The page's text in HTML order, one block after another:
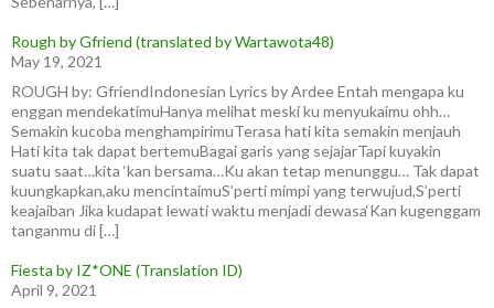
Rough by Gfriend (translated by Wartawota48)
May 19, 2021
ROUGH by: GfriendIndonesian Lyrics by Ardee Entah mengapa ku
enggan mendekatimuHanya melihat meski ku menyukaimu ohh…
Semakin kucoba menghampirimuTerasa hati kita semakin menjauh
Hati kita tak dapat bertemuBagai garis yang sejajarTapi kuyakin
suatu saat…kita ‘kan bersama…Ku akan tetap menunggu… Tak dapat
kuungkapkan,aku mencintaimuS’perti mimpi yang terwujud,S’perti
keajaiban Jika kudapat lewati waktu menjadi dewasa‘Kan kugenggam
tanganmu di […]
Fiesta by IZ*ONE (Translation ID)
April 9, 2021